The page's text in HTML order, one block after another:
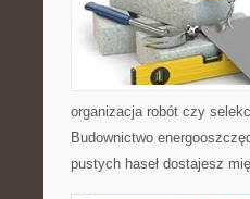
organizacja robót czy
Budownictwo
pustych haseł dostajesz